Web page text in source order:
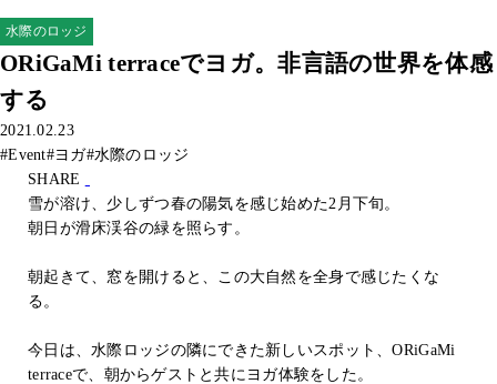
水際のロッジ
ORiGaMi terraceでヨガ。非言語の世界を体感
する
2021.02.23
#Event#ヨガ#水際のロッジ
SHARE
雪が溶け、少しずつ春の陽気を感じ始めた2月下旬。
朝日が滑床渓谷の緑を照らす。
朝起きて、窓を開けると、この大自然を全身で感じたくな
る。
今日は、水際ロッジの隣にできた新しいスポット、ORiGaMi
terraceで、朝からゲストと共にヨガ体験をした。